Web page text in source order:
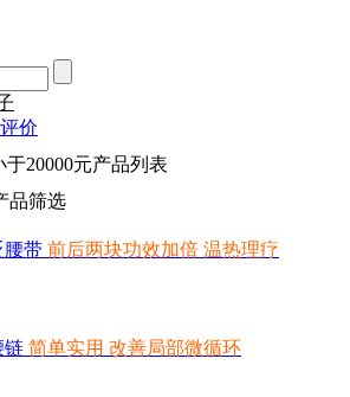
评价
20000元产品列表
品筛选
腰带 前后两块功效加倍 温热理疗
链 简单实用 改善局部微循环